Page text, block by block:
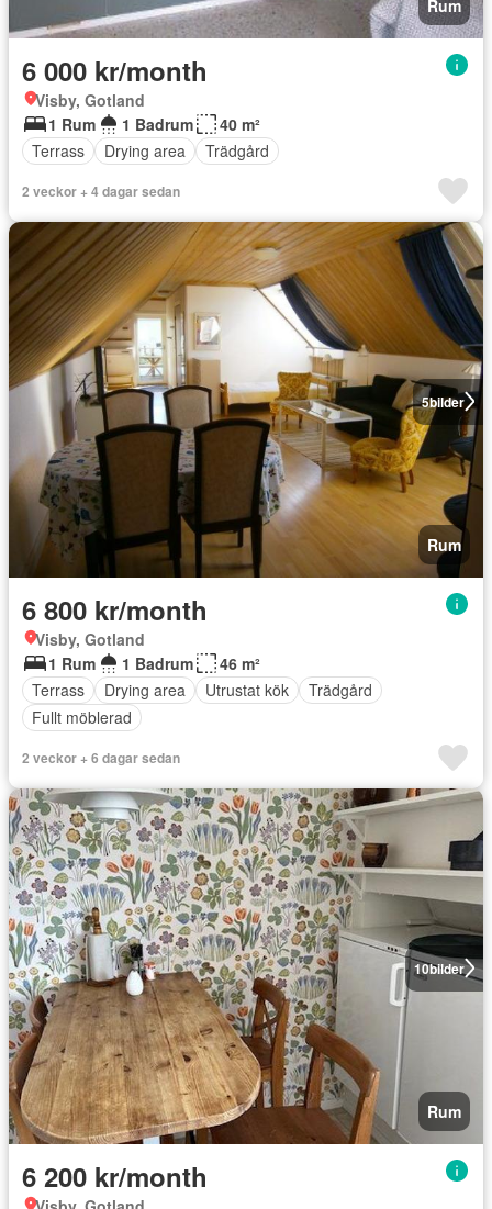
Rum
6 000 kr/month
Visby, Gotland
1 Rum
1 Badrum
40 m²
Terrass
Drying area Trädgård
2 veckor + 4 dagar sedan
5bilder
Rum
6 800 kr/month
Visby, Gotland
1 Rum
1 Badrum
46 m²
Terrass
Drying area Utrustat kök
Trädgård
Fullt möblerad
2 veckor + 6 dagar sedan
10bilder
Rum
6 200 kr/month